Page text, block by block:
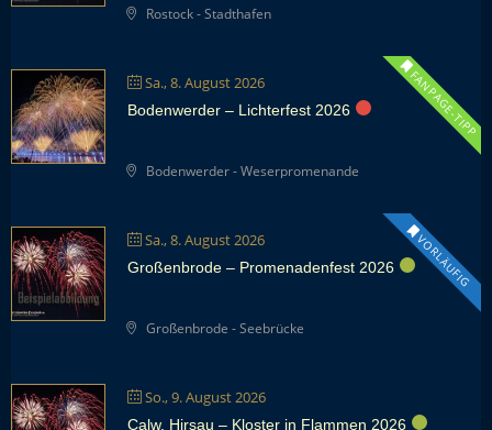
Rostock - Stadthafen
Sa., 8. August 2026 FANPAGE-TIPP
Bodenwerder – Lichterfest 2026
Bodenwerder - Weserpromenande
Sa., 8. August 2026 VORLÄUFIG
Großenbrode – Promenadenfest 2026
Großenbrode - Seebrücke
So., 9. August 2026
Calw, Hirsau – Kloster in Flammen 2026